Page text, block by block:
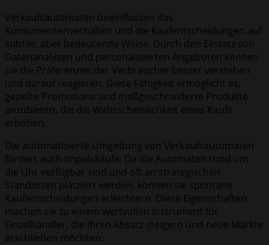
Verkaufsautomaten beeinflussen das
Konsumentenverhalten und die Kaufentscheidungen auf
subtile, aber bedeutende Weise. Durch den Einsatz von
Datenanalysen und personalisierten Angeboten können
sie die Präferenzen der Verbraucher besser verstehen
und darauf reagieren. Diese Fähigkeit ermöglicht es,
gezielte Promotions und maßgeschneiderte Produkte
anzubieten, die die Wahrscheinlichkeit eines Kaufs
erhöhen.
Die automatisierte Umgebung von Verkaufsautomaten
fördert auch Impulskäufe. Da die Automaten rund um
die Uhr verfügbar sind und oft an strategischen
Standorten platziert werden, können sie spontane
Kaufentscheidungen erleichtern. Diese Eigenschaften
machen sie zu einem wertvollen Instrument für
Einzelhändler, die ihren Absatz steigern und neue Märkte
erschließen möchten.